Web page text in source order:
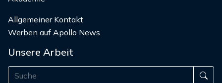
Allgemeiner Kontakt
Werben auf Apollo News
Unsere Arbeit